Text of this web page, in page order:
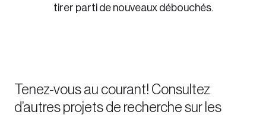
tirer parti de nouveaux débouchés.
Tenez-vous au courant! Consultez
d’autres projets de recherche sur les